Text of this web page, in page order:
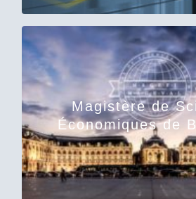
Magistère de
Économiques de
Formation d’excellence de trois
théorique et appliquée de
EN SAVOIR